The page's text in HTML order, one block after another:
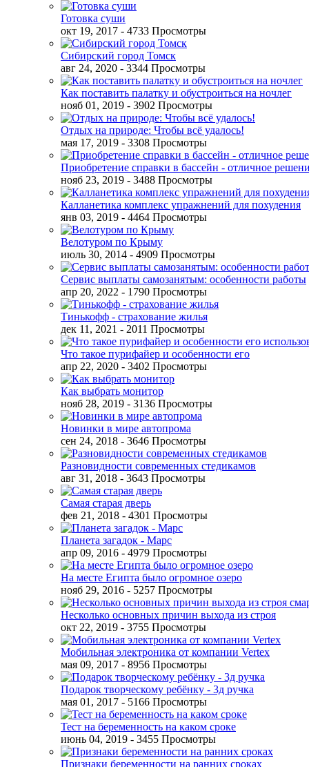
Готовка суши
окт 19, 2017 - 4733 Просмотры
Сибирский город Томск
авг 24, 2020 - 3344 Просмотры
Как поставить палатку и обустроиться на ночлег
нояб 01, 2019 - 3902 Просмотры
Отдых на природе: Чтобы всё удалось!
мая 17, 2019 - 3308 Просмотры
Приобретение справки в бассейн - отличное
нояб 23, 2019 - 3488 Просмотры
Калланетика комплекс упражнений для похудения
янв 03, 2019 - 4464 Просмотры
Велотуром по Крыму
июль 30, 2014 - 4909 Просмотры
Сервис выплаты самозанятым: особенности работы
апр 20, 2022 - 1790 Просмотры
Тинькофф - страхование жилья
дек 11, 2021 - 2011 Просмотры
Что такое пурифайер и особенности его
апр 22, 2020 - 3402 Просмотры
Как выбрать монитор
нояб 28, 2019 - 3136 Просмотры
Новинки в мире автопрома
сен 24, 2018 - 3646 Просмотры
Разновидности современных стедикамов
авг 31, 2018 - 3643 Просмотры
Самая старая дверь
фев 21, 2018 - 4301 Просмотры
Планета загадок - Марс
апр 09, 2016 - 4979 Просмотры
На месте Египта было огромное озеро
нояб 29, 2016 - 5257 Просмотры
Несколько основных причин выхода из строя
окт 22, 2019 - 3755 Просмотры
Мобильная электроника от компании Vertex
мая 09, 2017 - 8956 Просмотры
Подарок творческому ребёнку - 3д ручка
мая 01, 2017 - 5166 Просмотры
Тест на беременность на каком сроке
июнь 04, 2019 - 3455 Просмотры
Признаки беременности на ранних сроках